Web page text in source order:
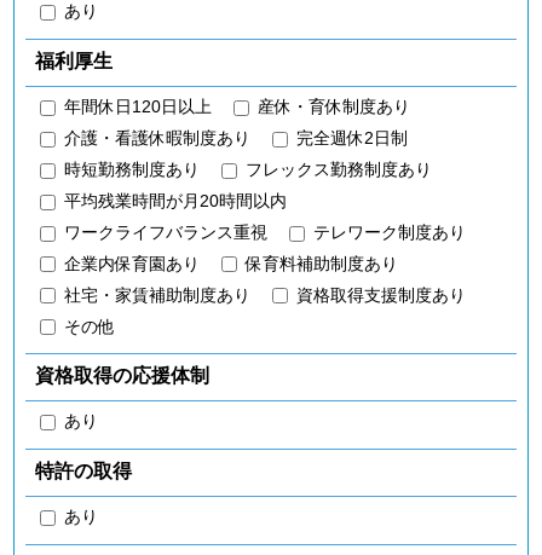
あり
福利厚生
年間休日120日以上
産休・育休制度あり
介護・看護休暇制度あり
完全週休2日制
時短勤務制度あり
フレックス勤務制度あり
平均残業時間が月20時間以内
ワークライフバランス重視
テレワーク制度あり
企業内保育園あり
保育料補助制度あり
社宅・家賃補助制度あり
資格取得支援制度あり
その他
資格取得の応援体制
あり
特許の取得
あり